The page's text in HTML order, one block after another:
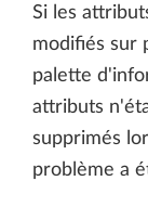
Si les
modifiés sur
palette
attributs
supprimés
problème a